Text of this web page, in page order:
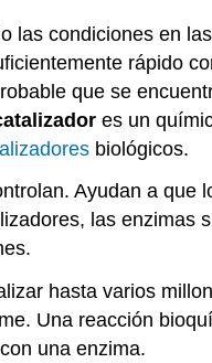
condiciones en
rápido
que se
es un
biológicos.
Ayudan a que
las enzimas
hasta varios
Una reacción
una enzima.